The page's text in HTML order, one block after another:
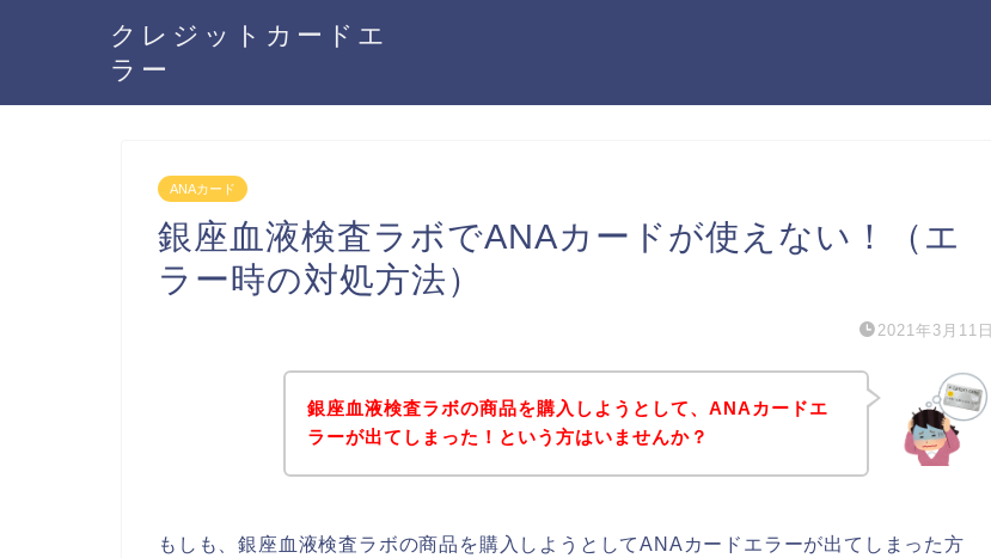
クレジットカードエ
ラー
ANAカード
銀座血液検査ラボでANAカードが使えない！（エ
ラー時の対処方法）
2021年3月11日
銀座血液検査ラボの商品を購入しようとして、ANAカードエ
ラーが出てしまった！という方はいませんか？
もしも、銀座血液検査ラボの商品を購入しようとしてANAカードエラーが出てしまった方